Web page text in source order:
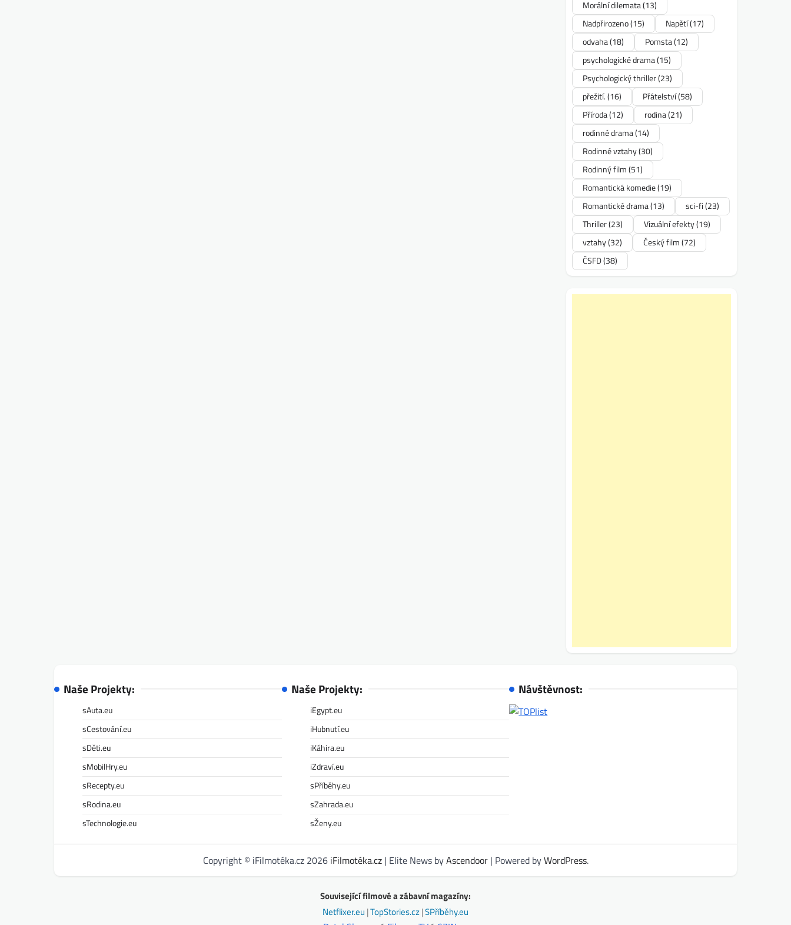
Morální dilemata(13)
Nadpřirozeno(15) Napětí(17)
odvaha(18) Pomsta(12)
psychologické drama(15)
Psychologický thriller(23)
přežití.(16) Přátelství(58)
Příroda(12) rodina(21)
rodinné drama(14)
Rodinné vztahy(30)
Rodinný film(51)
Romantická komedie(19)
Romantické drama(13) sci-fi(23)
Thriller(23) Vizuální efekty(19)
vztahy(32) Český film(72)
ČSFD(38)
Naše Projekty:
sAuta.eu
sCestování.eu
sDěti.eu
sMobilHry.eu
sRecepty.eu
sRodina.eu
sTechnologie.eu
Naše Projekty:
iEgypt.eu
iHubnutí.eu
iKáhira.eu
iZdraví.eu
sPříběhy.eu
sZahrada.eu
sŽeny.eu
Návštěvnost:
Copyright © iFilmotéka.cz 2026 iFilmotéka.cz| Elite News byAscendoor| Powered byWordPress.
Související filmové a zábavní magazíny:
Netflixer.eu |TopStories.cz|SPříběhy.eu